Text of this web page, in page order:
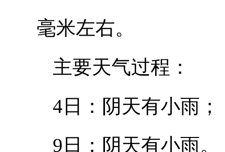
毫米左右。
主要天气过程：
4日：阴天有小雨；
9日：阴天有小雨。